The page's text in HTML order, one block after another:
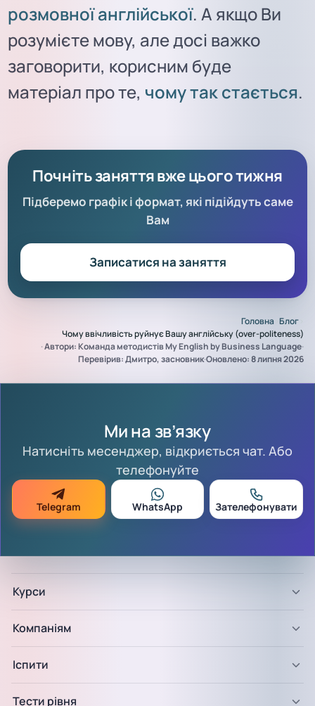
розмовної англійської. А якщо Ви
розумієте мову, але досі важко
заговорити, корисним буде
матеріал про те, чому так стається.
Почніть заняття вже цього тижня
Підберемо графік і формат, які підійдуть саме
Вам
Записатися на заняття
Головна Блог
Чому ввічливість руйнує Вашу англійську (over-politeness)
·Автори: Команда методистів My English by Business Language·
Перевірив: Дмитро, засновник·Оновлено: 8 липня 2026
Ми на зв’язку
Натисніть месенджер, відкриється чат. Або
телефонуйте
Telegram WhatsApp Зателефонувати
Курси
Компаніям
Іспити
Тести рівня